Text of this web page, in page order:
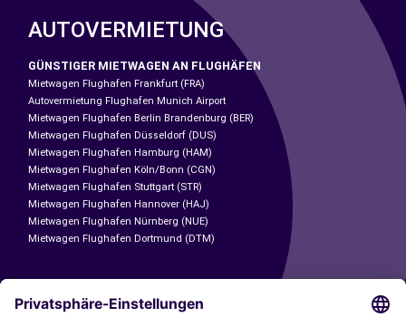
AUTOVERMIETUNG
GÜNSTIGER MIETWAGEN AN FLUGHÄFEN
Mietwagen Flughafen Frankfurt (FRA)
Autovermietung Flughafen Munich Airport
Mietwagen Flughafen Berlin Brandenburg (BER)
Mietwagen Flughafen Düsseldorf (DUS)
Mietwagen Flughafen Hamburg (HAM)
Mietwagen Flughafen Köln/Bonn (CGN)
Mietwagen Flughafen Stuttgart (STR)
Mietwagen Flughafen Hannover (HAJ)
Mietwagen Flughafen Nürnberg (NUE)
Mietwagen Flughafen Dortmund (DTM)
CARSHARING